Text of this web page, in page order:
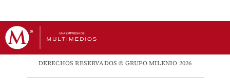
DERECHOS RESERVADOS © GRUPO MILENIO 2026